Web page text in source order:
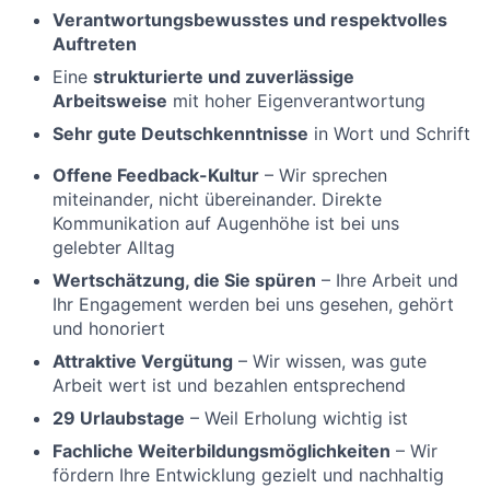
Verantwortungsbewusstes und respektvolles
Auftreten
Eine strukturierte und zuverlässige
Arbeitsweise mit hoher Eigenverantwortung
Sehr gute Deutschkenntnisse in Wort und Schrift
Offene Feedback-Kultur – Wir sprechen
miteinander, nicht übereinander. Direkte
Kommunikation auf Augenhöhe ist bei uns
gelebter Alltag
Wertschätzung, die Sie spüren – Ihre Arbeit und
Ihr Engagement werden bei uns gesehen, gehört
und honoriert
Attraktive Vergütung – Wir wissen, was gute
Arbeit wert ist und bezahlen entsprechend
29 Urlaubstage – Weil Erholung wichtig ist
Fachliche Weiterbildungsmöglichkeiten – Wir
fördern Ihre Entwicklung gezielt und nachhaltig